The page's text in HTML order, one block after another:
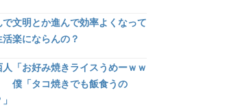
で文明とか進んで効率よくなって
活楽にならんの？
人「お好み焼きライスうめーｗｗ
僕「タコ焼きでも飯食うの